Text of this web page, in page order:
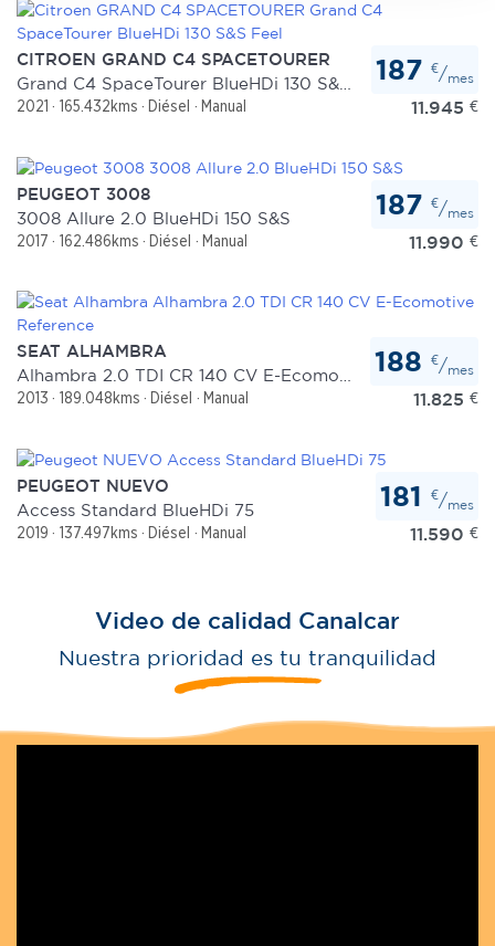
sección de datos. Puede cambiar o retirar su
consentimiento en cualquier momento en la Declaración
de cookies.
Las cookies de este sitio web se usan para personalizar
sociales y analizar el tráfico. Además, compartimos
información sobre el uso que haga del sitio web con
nuestros partners de redes sociales, publicidad y análisis
web, quienes pueden combinarla con otra información
partir del uso que haya hecho de sus servicios.
CITROEN GRAND C4 SPACETOURER
2021 165.432kms Diésel Manual 11.945 €
187 €/mes
PEUGEOT 3008
3008 Allure 2.0 BlueHDi 150 S&S
2017 162.486kms Diésel Manual 11.990 €
187 €/mes
SEAT ALHAMBRA
2013 189.048kms Diésel Manual 11.825 €
188 €/mes
PEUGEOT NUEVO
Access Standard BlueHDi 75
2019 137.497kms Diésel Manual 11.590 €
181 €/mes
Video de calidad Canalcar
Nuestra prioridad es tu tranquilidad